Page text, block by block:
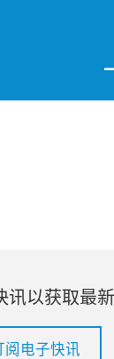
讯以获取最
阅电子快讯